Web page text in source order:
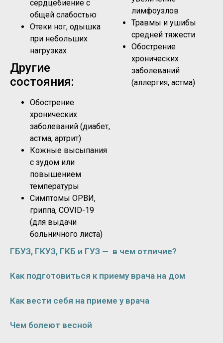
сердцебиение с
общей слабостью
Отеки ног, одышка
при небольших
нагрузках
Другие
состояния:
Обострение
хронических
заболеваний (диабет,
астма, артрит)
Кожные высыпания
с зудом или
повышением
температуры
Симптомы ОРВИ,
гриппа, COVID-19
(для выдачи
больничного листа)
лимфоузлов
Травмы и ушибы
средней тяжести
Обострение
хронических
заболеваний
(аллергия, астма)
ГБУЗ, ГКУЗ, ГКБ и ГУЗ — в чем отличие?
Как подготовиться к приему врача на дом
Как вести себя на приеме у врача
Чем болеют весной